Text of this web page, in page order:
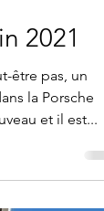
2021
être pas, un
la Porsche